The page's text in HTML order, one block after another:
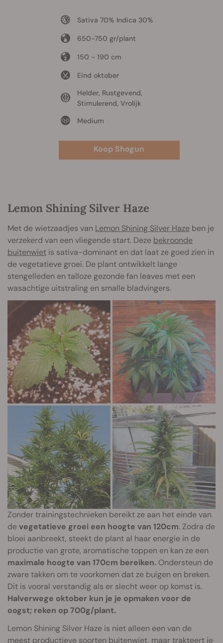
Sativa 70% Indica 30%
650-750 gr/plant
150 - 190 cm
Eind oktober
Helder, Rustgevend,
Stimulerend, Vrolijk
Medium
Koop Shogun
Lemon Shining Silver Haze
Met de wietzaadjes van Lemon Shining Silver Haze ben je
verzekerd van een vliegende start. Deze bekroonde
buitenwiet is sativa-dominant en dat laat ze goed zien in
de vegetatieve groei. De plant ontwikkelt lange
stengelleden en talloze gezonde fan leaves met een
wasachtige uitstraling en smalle bladvingers.
Zonder trainingstechnieken bereikt ze aan het einde van
devegetatieve groei een hoogte van 120cm. Zodra de
bloei aanbreekt, steekt de plant al haar energie in de
productie van grote, aromatische toppen en kan ze een
maximale hoogte van 170cm bereiken. Ondersteun de
zware takken om te voorkomen dat ze buigen en breken.
Dit is vooral verstandig als er slecht weer op komst is.
Halverwege oktober kun je je opmaken voor de
oogst; reken op 700g/plant.
Lemon Shining Silver Haze is niet alleen een van de
meest productieve soorten buitenwiet, maar trakteert je